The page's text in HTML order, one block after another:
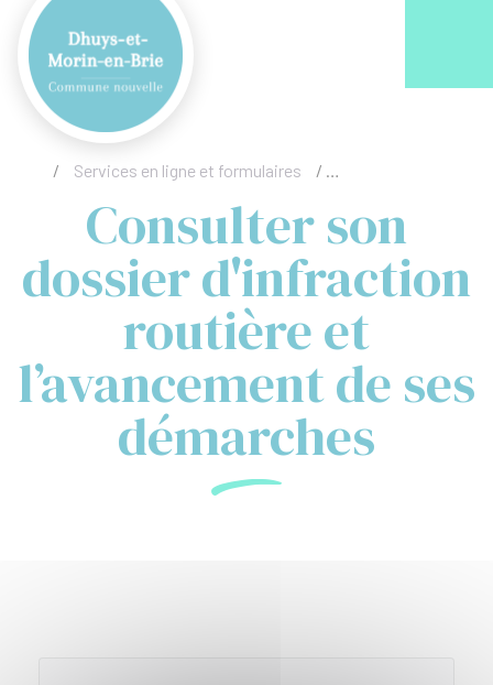
/ Services en ligne et formulaires / Consulter son
Consulter son
dossier d'infraction
routière et
l’avancement de ses
démarches